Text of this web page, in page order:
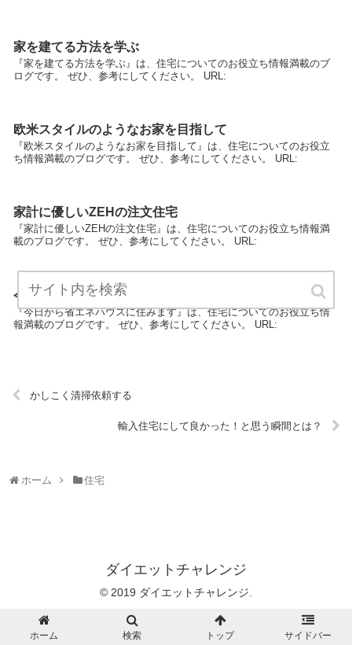
家を建てる方法を学ぶ
『家を建てる方法を学ぶ』は、住宅についてのお役立ち情報満載のブ
ログです。 ぜひ、参考にしてください。 URL:
欧米スタイルのようなお家を目指して
『欧米スタイルのようなお家を目指して』は、住宅についてのお役立
ち情報満載のブログです。 ぜひ、参考にしてください。 URL:
家計に優しいZEHの注文住宅
『家計に優しいZEHの注文住宅』は、住宅についてのお役立ち情報満
載のブログです。 ぜひ、参考にしてください。 URL:
今日から省エネハウスに住みます
『今日から省エネハウスに住みます』は、住宅についてのお役立ち情
報満載のブログです。 ぜひ、参考にしてください。 URL:
かしこく清掃依頼する
輸入住宅にして良かった！と思う瞬間とは？
ホーム 住宅
ダイエットチャレンジ
© 2019 ダイエットチャレンジ.
ホーム 検索 トップ サイドバー